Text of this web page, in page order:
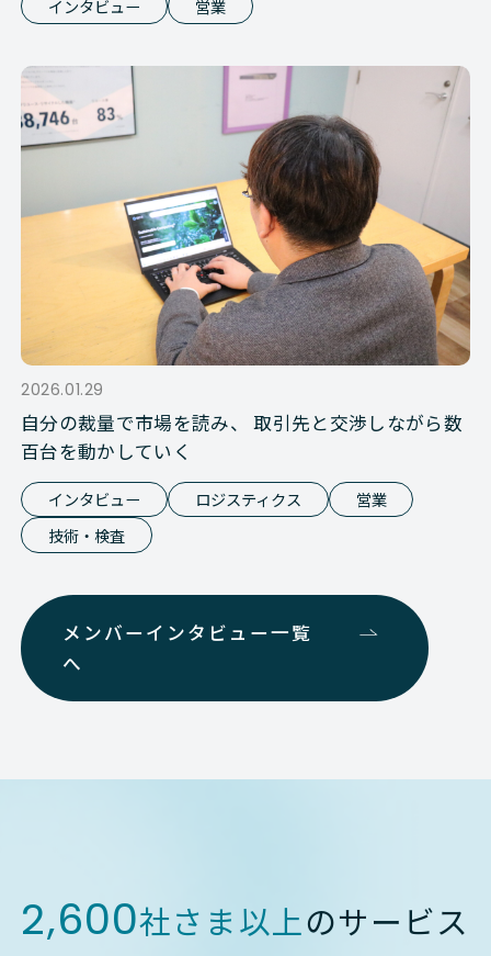
インタビュー 営業
2026.01.29
自分の裁量で市場を読み、 取引先と交渉しながら数
百台を動かしていく
インタビュー ロジスティクス
営業
技術・検査
メンバーインタビュー一覧
へ
2,600社さま以上のサービス